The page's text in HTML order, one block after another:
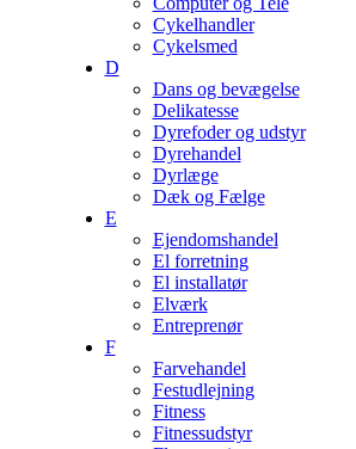
Cykelhandler
Cykelsmed
D
Dans og bevægelse
Delikatesse
Dyrefoder og udstyr
Dyrehandel
Dyrlæge
Dæk og Fælge
E
Ejendomshandel
El forretning
El installatør
Elværk
Entreprenør
F
Farvehandel
Festudlejning
Fitness
Fitnessudstyr